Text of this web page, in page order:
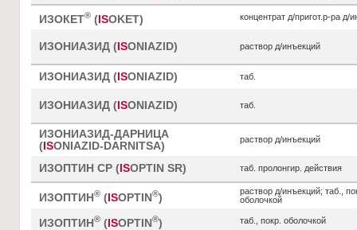
ИЗОКЕТ® (ISOKET) концентрат д/пригот.р-ра д/
ИЗОНИАЗИД ( ISONIAZID) раствор д/инъекций
ИЗОНИАЗИД ( ISONIAZID) таб.
ИЗОНИАЗИД ( ISONIAZID) таб.
ИЗОНИАЗИД-ДАРНИЦА
( ISONIAZID-DARNITSA)
раствор д/инъекций
ИЗОПТИН СР ( ISOPTIN SR) таб. пролонгир. действия
ИЗОПТИН® (ISOPTIN®)
раствор д/инъекций; таб.,
оболочкой
ИЗОПТИН® (ISOPTIN®) таб., покр. оболочкой